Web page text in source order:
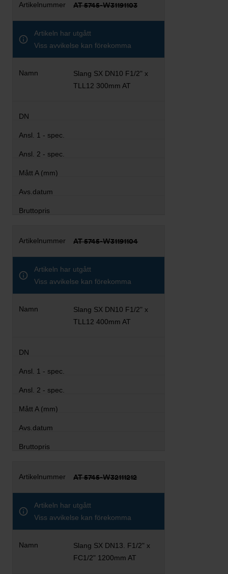
AT 5745-W31191103
Artikeln har utgått
Viss avvikelse kan förekomma
Slang SX DN10 F1/2" x
TLL12 300mm AT
AT 5745-W31191104
Artikeln har utgått
Viss avvikelse kan förekomma
Slang SX DN10 F1/2" x
TLL12 400mm AT
AT 5745-W32111212
Artikeln har utgått
Viss avvikelse kan förekomma
Slang SX DN13. F1/2" x
FC1/2" 1200mm AT